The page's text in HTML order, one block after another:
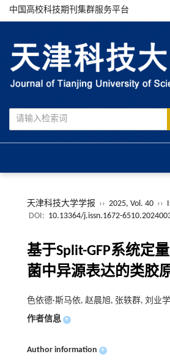
中国高校科技期刊集群服务平台
天津科技大学学报 ›› 2025, Vol. 40 ››
DOI: 10.13364/j.issn.1672-
基于Split-GFP系统定
菌中异源表达的类胶
色依德·斯马依, 赵晨旭, 张轶群, 刘业
作者信息 +
Author information +